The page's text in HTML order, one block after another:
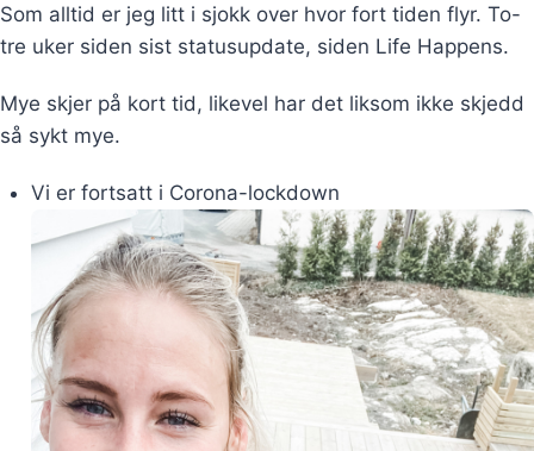
Som alltid er jeg litt i sjokk over hvor fort tiden flyr. To-
tre uker siden sist statusupdate, siden Life Happens.
Mye skjer på kort tid, likevel har det liksom ikke skjedd
så sykt mye.
Vi er fortsatt i Corona-lockdown